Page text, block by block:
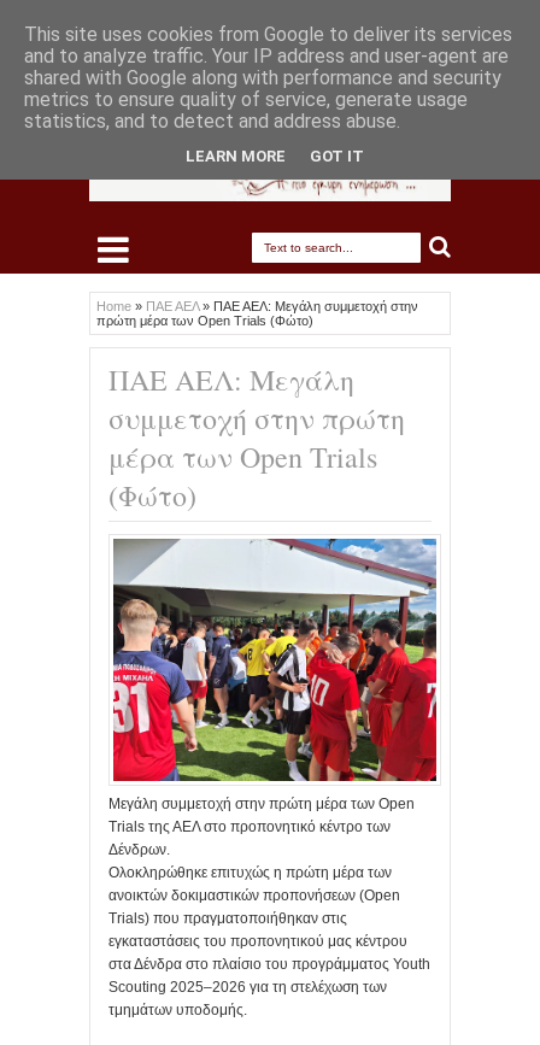
Home » ΠΑΕ ΑΕΛ» ΠΑΕ ΑΕΛ: Μεγάλη συμμετοχή στην
πρώτη μέρα των Open Trials (Φώτο)
ΠΑΕ ΑΕΛ: Μεγάλη
συμμετοχή στην πρώτη
μέρα των Open Trials
(Φώτο)
Μεγάλη συμμετοχή στην πρώτη μέρα των Open
Trials της ΑΕΛ στο προπονητικό κέντρο των
Δένδρων.
Ολοκληρώθηκε επιτυχώς η πρώτη μέρα των
ανοικτών δοκιμαστικών προπονήσεων (Open
Trials) που πραγματοποιήθηκαν στις
εγκαταστάσεις του προπονητικού μας κέντρου
στα Δένδρα στο πλαίσιο του προγράμματος Youth
Scouting 2025–2026 για τη στελέχωση των
τμημάτων υποδομής.
This site uses cookies from Google to deliver its services
and to analyze traffic. Your IP address and user-agent are
shared with Google along with performance and security
metrics to ensure quality of service, generate usage
statistics, and to detect and address abuse.
LEARN MORE GOT IT